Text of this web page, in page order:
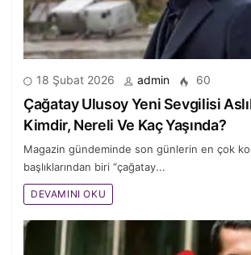
18 Şubat 2026 admin 60
Çağatay Ulusoy Yeni Sevgilisi
Kimdir, Nereli Ve Kaç Yaşında?
Magazin gündeminde son günlerin en çok
başlıklarından biri “çağatay...
DEVAMINI OKU